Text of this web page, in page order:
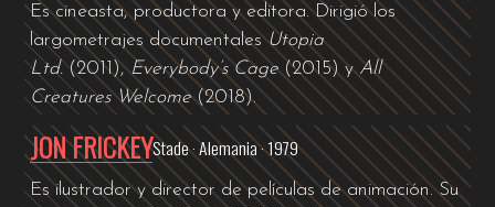
Es cineasta, productora y editora. Dirigió los
largometrajes documentalesUtopia
Ltd.(2011),Everybody’s Cage(2015) yAll
Creatures Welcome(2018).
JON FRICKEYStade · Alemania · 1979
Es ilustrador y director de películas de animación. Su